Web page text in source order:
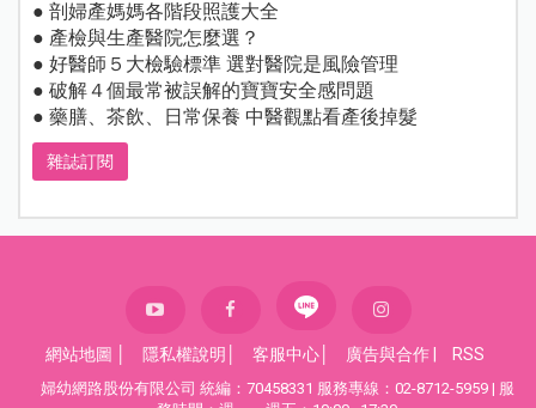
● 剖婦產媽媽各階段照護大全
● 產檢與生產醫院怎麼選？
● 好醫師５大檢驗標準 選對醫院是風險管理
● 破解４個最常被誤解的寶寶安全感問題
● 藥膳、茶飲、日常保養 中醫觀點看產後掉髮
雜誌訂閱
網站地圖 隱私權說明 客服中心 廣告與合作 RSS
婦幼網路股份有限公司 統編：70458331 服務專線：02-8712-5959 | 服